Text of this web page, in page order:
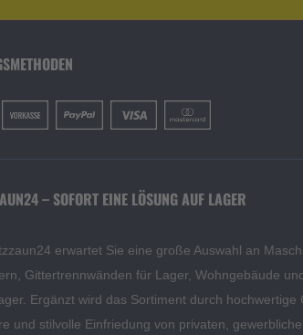
– SOFORT EINE LÖSUNG AUF LAGER
erwartet Sie eine große Auswahl an
Gittertrennwänden für Lager, Wohngebäude
Ergänzt wird das Sortiment durch
und stilvolle Einfriedung von privaten,